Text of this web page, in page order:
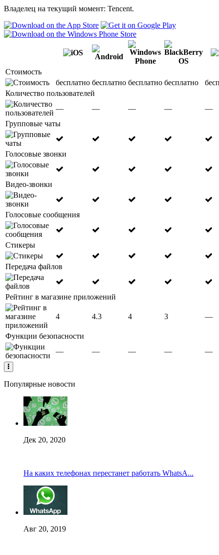
Владелец на текущий момент: Tencent.
Стоимость
бесплатно бесплатно бесплатно бесплатно
Количество пользователей
—
— — —
—
Групповые чаты
Голосовые звонки
Видео-звонки
Голосовые сообщения
Стикеры
Передача файлов
Рейтинг в магазине приложений
4 4.3 4 3 —
Функции безопасности
—
— — — —
Популярные новости
Дек 20, 2020
На каких телефонах перестанет работать WhatsA...
Авг 20, 2019